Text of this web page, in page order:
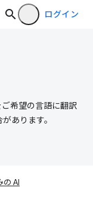
ログイン
希望の言語に翻訳
あります。
の AI